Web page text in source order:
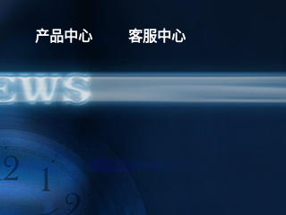
产品中心 客服中心